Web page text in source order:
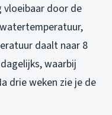
door de
daalt naar 8
waarbij
drie weken zie je de